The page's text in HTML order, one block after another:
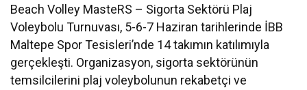
Beach Volley MasteRS – Sigorta Sektörü Plaj
Voleybolu Turnuvası, 5-6-7 Haziran tarihlerinde İBB
Maltepe Spor Tesisleri’nde 14 takımın katılımıyla
gerçekleşti. Organizasyon, sigorta sektörünün
temsilcilerini plaj voleybolunun rekabetçi ve